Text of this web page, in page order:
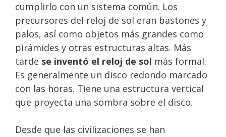
cumplirlo con un sistema común. Los
precursores del reloj de sol eran bastones y
palos, así como objetos más grandes como
pirámides y otras estructuras altas. Más
tarde se inventó el reloj de sol más formal.
Es generalmente un disco redondo marcado
con las horas. Tiene una estructura vertical
que proyecta una sombra sobre el disco.
Desde que las civilizaciones se han